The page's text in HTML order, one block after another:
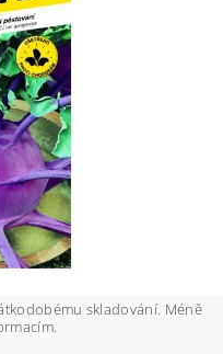
skladování. Méně